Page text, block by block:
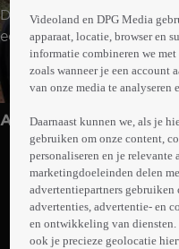
De jonge tropenarts
een kleine post van
Zuid-Amerika. Samen
probeert ze een verschil
Anderen kijken ook
Videoland en DPG Media
apparaat, locatie, browser en
informatie combineren we
zoals wanneer je een account
van onze media te analyseren
Daarnaast kunnen we, als je
gebruiken om onze content,
personaliseren en je
marketingdoeleinden delen
advertentiepartners gebruiken
advertenties, advertentie- en
en ontwikkeling van diensten.
ook je precieze geolocatie